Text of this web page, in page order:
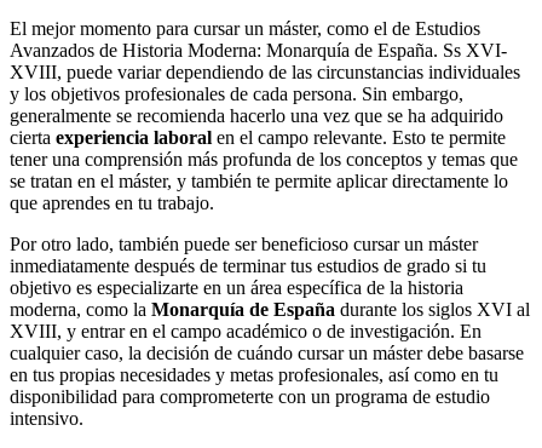
El mejor momento para cursar un máster, como el de Estudios
Avanzados de Historia Moderna: Monarquía de España. Ss XVI-
XVIII, puede variar dependiendo de las circunstancias individuales
y los objetivos profesionales de cada persona. Sin embargo,
generalmente se recomienda hacerlo una vez que se ha adquirido
cierta experiencia laboral en el campo relevante. Esto te permite
tener una comprensión más profunda de los conceptos y temas que
se tratan en el máster, y también te permite aplicar directamente lo
que aprendes en tu trabajo.
Por otro lado, también puede ser beneficioso cursar un máster
inmediatamente después de terminar tus estudios de grado si tu
objetivo es especializarte en un área específica de la historia
moderna, como la Monarquía de España durante los siglos XVI al
XVIII, y entrar en el campo académico o de investigación. En
cualquier caso, la decisión de cuándo cursar un máster debe basarse
en tus propias necesidades y metas profesionales, así como en tu
disponibilidad para comprometerte con un programa de estudio
intensivo.